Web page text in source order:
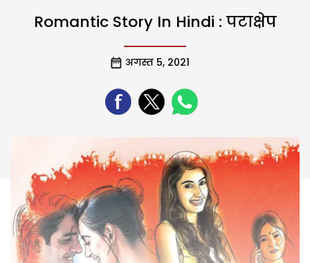
Romantic Story In Hindi : पटाक्षेप
अगस्त 5, 2021